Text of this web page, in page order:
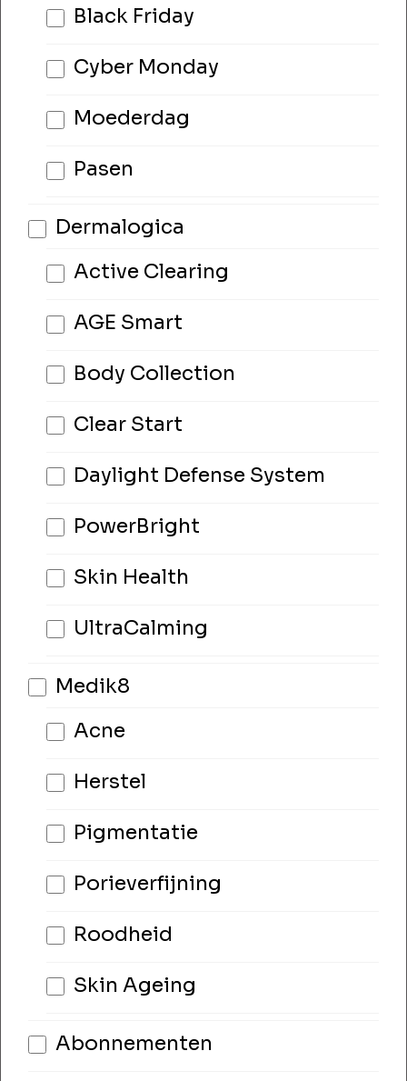
Black Friday
Cyber Monday
Moederdag
Pasen
Dermalogica
Active Clearing
AGE Smart
Body Collection
Clear Start
Daylight Defense System
PowerBright
Skin Health
UltraCalming
Medik8
Acne
Herstel
Pigmentatie
Porieverfijning
Roodheid
Skin Ageing
Abonnementen